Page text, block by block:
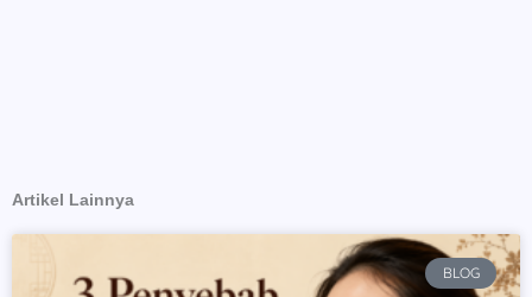
Artikel Lainnya
BLOG
Page